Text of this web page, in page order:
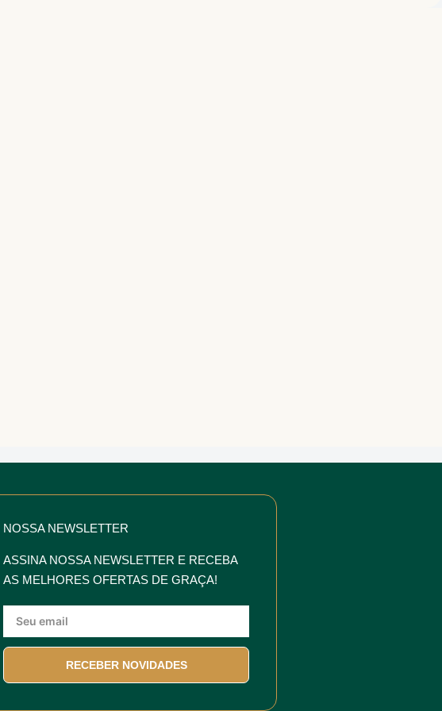
NOSSA NEWSLETTER
ASSINA NOSSA NEWSLETTER E RECEBA
AS MELHORES OFERTAS DE GRAÇA!
RECEBER NOVIDADES